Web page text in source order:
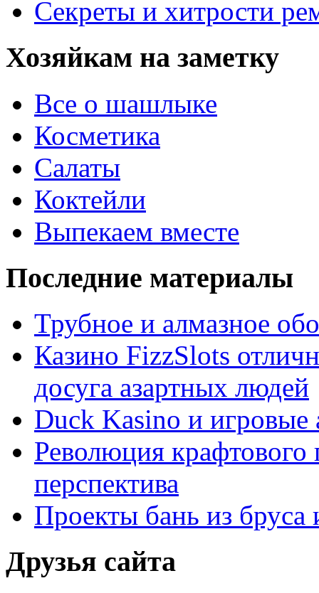
Секреты и хитрости
Хозяйкам на заметку
Все о шашлыке
Косметика
Салаты
Коктейли
Выпекаем вместе
Последние материалы
Трубное и алмазное
Казино FizzSlots
досуга азартных людей
Duck Kasino и игровые
Революция
перспектива
Проекты бань из бруса
Друзья сайта